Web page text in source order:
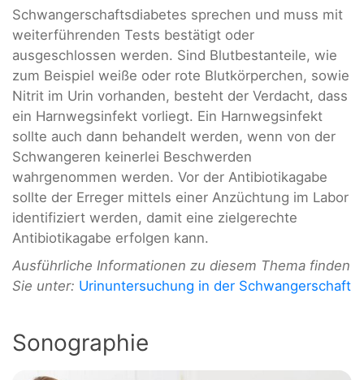
Schwangerschaftsdiabetes sprechen und muss mit
weiterführenden Tests bestätigt oder
ausgeschlossen werden. Sind Blutbestanteile, wie
zum Beispiel weiße oder rote Blutkörperchen, sowie
Nitrit im Urin vorhanden, besteht der Verdacht, dass
ein Harnwegsinfekt vorliegt. Ein Harnwegsinfekt
sollte auch dann behandelt werden, wenn von der
Schwangeren keinerlei Beschwerden
wahrgenommen werden. Vor der Antibiotikagabe
sollte der Erreger mittels einer Anzüchtung im Labor
identifiziert werden, damit eine zielgerechte
Antibiotikagabe erfolgen kann.
Ausführliche Informationen zu diesem Thema finden
Sie unter: Urinuntersuchung in der Schwangerschaft
Sonographie